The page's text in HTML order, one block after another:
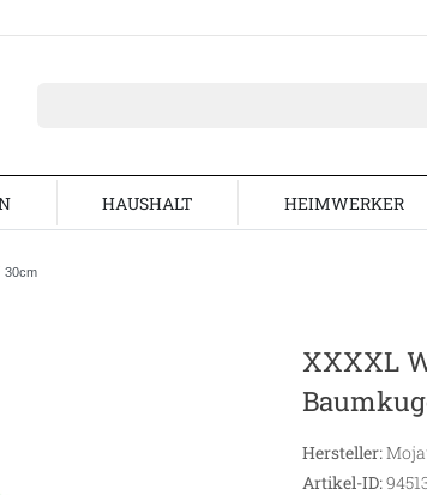
HAUSHALT HEIMWERKER
30cm
XXXXL
Hersteller:
Artikel-ID: